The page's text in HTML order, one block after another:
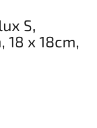
S,
18 x 18cm,